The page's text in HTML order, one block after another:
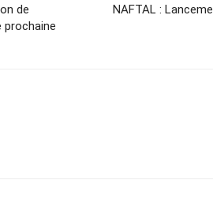
de
prochaine
NAFTAL :